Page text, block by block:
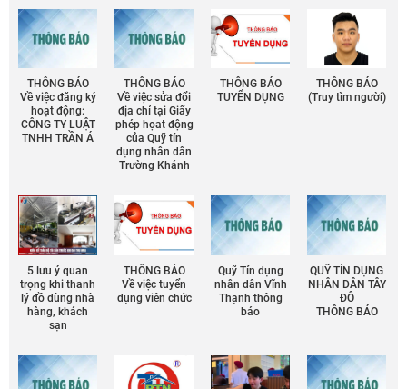
THÔNG BÁO
Về việc đăng ký
hoạt động:
CÔNG TY LUẬT
TNHH TRẦN Á
THÔNG BÁO
Về việc sửa đổi
địa chỉ tại Giấy
phép họat động
của Quỹ tín
dụng nhân dân
Trường Khánh
THÔNG BÁO
TUYỂN DỤNG
THÔNG BÁO
(Truy tìm người)
5 lưu ý quan
trọng khi thanh
lý đồ dùng nhà
hàng, khách
sạn
THÔNG BÁO
Về việc tuyển
dụng viên chức
Quỹ Tín dụng
nhân dân Vĩnh
Thạnh thông
báo
QUỸ TÍN DỤNG
NHÂN DÂN TÂY
ĐÔ
THÔNG BÁO